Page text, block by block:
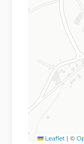
Leaflet | ©